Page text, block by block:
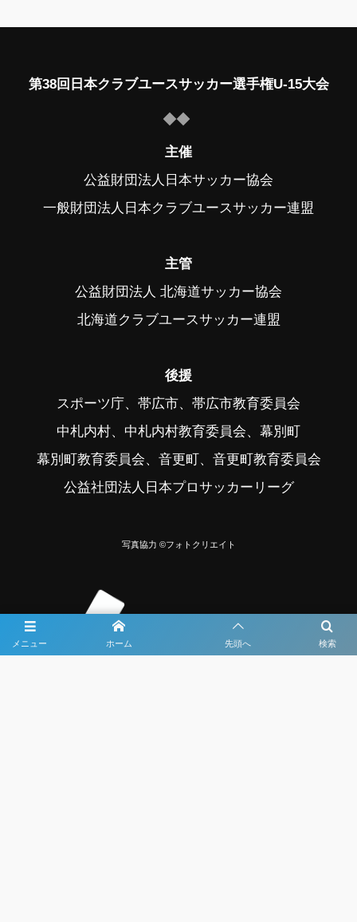
メニュー 検索
ホーム 先頭へ
第38回日本クラブユースサッカー選手権U-15大会
主催
公益財団法人日本サッカー協会
一般財団法人日本クラブユースサッカー連盟
主管
公益財団法人 北海道サッカー協会
北海道クラブユースサッカー連盟
後援
スポーツ庁、帯広市、帯広市教育委員会
中札内村、中札内村教育委員会、幕別町
幕別町教育委員会、音更町、音更町教育委員会
公益社団法人日本プロサッカーリーグ
写真協力 ©フォトクリエイト